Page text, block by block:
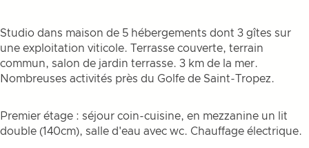
Studio dans maison de 5 hébergements dont 3 gîtes sur
une exploitation viticole. Terrasse couverte, terrain
commun, salon de jardin terrasse. 3 km de la mer.
Nombreuses activités près du Golfe de Saint-Tropez.
Premier étage : séjour coin-cuisine, en mezzanine un lit
double (140cm), salle d'eau avec wc. Chauffage électrique.